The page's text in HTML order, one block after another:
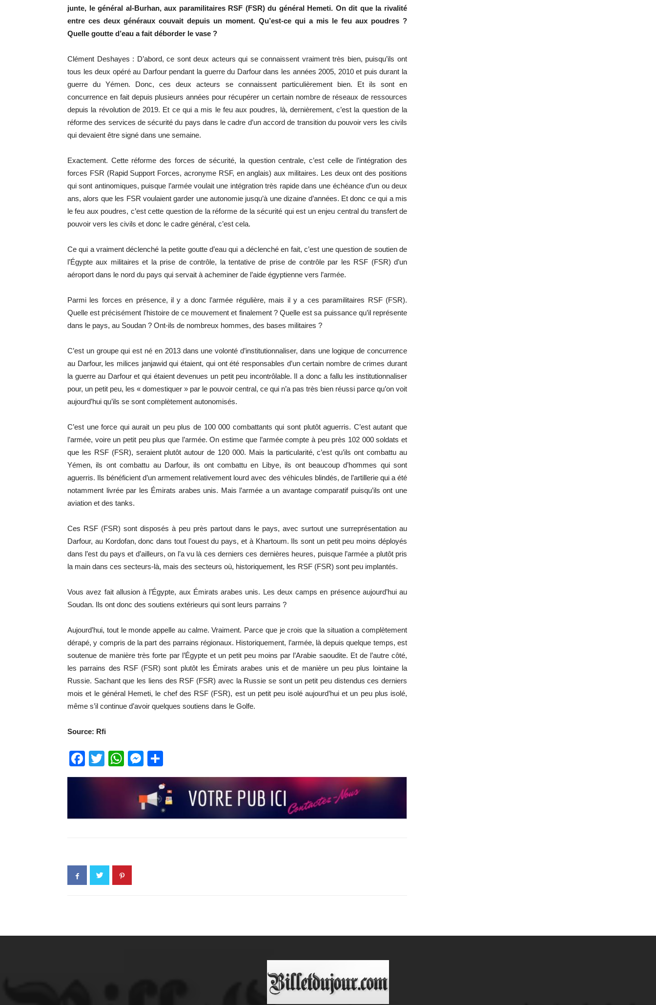
junte, le général al-Burhan, aux paramilitaires RSF (FSR) du général Hemeti. On dit que la rivalité
entre ces deux généraux couvait depuis un moment. Qu’est-ce qui a mis le feu aux poudres ?
Quelle goutte d’eau a fait déborder le vase ?
Clément Deshayes : D’abord, ce sont deux acteurs qui se connaissent vraiment très bien, puisqu’ils ont
tous les deux opéré au Darfour pendant la guerre du Darfour dans les années 2005, 2010 et puis durant la
guerre du Yémen. Donc, ces deux acteurs se connaissent particulièrement bien. Et ils sont en
concurrence en fait depuis plusieurs années pour récupérer un certain nombre de réseaux de ressources
depuis la révolution de 2019. Et ce qui a mis le feu aux poudres, là, dernièrement, c’est la question de la
réforme des services de sécurité du pays dans le cadre d’un accord de transition du pouvoir vers les civils
qui devaient être signé dans une semaine.
Exactement. Cette réforme des forces de sécurité, la question centrale, c’est celle de l’intégration des
forces FSR (Rapid Support Forces, acronyme RSF, en anglais) aux militaires. Les deux ont des positions
qui sont antinomiques, puisque l’armée voulait une intégration très rapide dans une échéance d’un ou deux
ans, alors que les FSR voulaient garder une autonomie jusqu’à une dizaine d’années. Et donc ce qui a mis
le feu aux poudres, c’est cette question de la réforme de la sécurité qui est un enjeu central du transfert de
pouvoir vers les civils et donc le cadre général, c’est cela.
Ce qui a vraiment déclenché la petite goutte d’eau qui a déclenché en fait, c’est une question de soutien de
l’Égypte aux militaires et la prise de contrôle, la tentative de prise de contrôle par les RSF (FSR) d’un
aéroport dans le nord du pays qui servait à acheminer de l’aide égyptienne vers l’armée.
Parmi les forces en présence, il y a donc l’armée régulière, mais il y a ces paramilitaires RSF (FSR).
Quelle est précisément l’histoire de ce mouvement et finalement ? Quelle est sa puissance qu’il représente
dans le pays, au Soudan ? Ont-ils de nombreux hommes, des bases militaires ?
C’est un groupe qui est né en 2013 dans une volonté d’institutionnaliser, dans une logique de concurrence
au Darfour, les milices janjawid qui étaient, qui ont été responsables d’un certain nombre de crimes durant
la guerre au Darfour et qui étaient devenues un petit peu incontrôlable. Il a donc a fallu les institutionnaliser
pour, un petit peu, les « domestiquer » par le pouvoir central, ce qui n’a pas très bien réussi parce qu’on voit
aujourd’hui qu’ils se sont complètement autonomisés.
C’est une force qui aurait un peu plus de 100 000 combattants qui sont plutôt aguerris. C’est autant que
l’armée, voire un petit peu plus que l’armée. On estime que l’armée compte à peu près 102 000 soldats et
que les RSF (FSR), seraient plutôt autour de 120 000. Mais la particularité, c’est qu’ils ont combattu au
Yémen, ils ont combattu au Darfour, ils ont combattu en Libye, ils ont beaucoup d’hommes qui sont
aguerris. Ils bénéficient d’un armement relativement lourd avec des véhicules blindés, de l’artillerie qui a été
notamment livrée par les Émirats arabes unis. Mais l’armée a un avantage comparatif puisqu’ils ont une
aviation et des tanks.
Ces RSF (FSR) sont disposés à peu près partout dans le pays, avec surtout une surreprésentation au
Darfour, au Kordofan, donc dans tout l’ouest du pays, et à Khartoum. Ils sont un petit peu moins déployés
dans l’est du pays et d’ailleurs, on l’a vu là ces derniers ces dernières heures, puisque l’armée a plutôt pris
la main dans ces secteurs-là, mais des secteurs où, historiquement, les RSF (FSR) sont peu implantés.
Vous avez fait allusion à l’Égypte, aux Émirats arabes unis. Les deux camps en présence aujourd’hui au
Soudan. Ils ont donc des soutiens extérieurs qui sont leurs parrains ?
Aujourd’hui, tout le monde appelle au calme. Vraiment. Parce que je crois que la situation a complètement
dérapé, y compris de la part des parrains régionaux. Historiquement, l’armée, là depuis quelque temps, est
soutenue de manière très forte par l’Égypte et un petit peu moins par l’Arabie saoudite. Et de l’autre côté,
les parrains des RSF (FSR) sont plutôt les Émirats arabes unis et de manière un peu plus lointaine la
Russie. Sachant que les liens des RSF (FSR) avec la Russie se sont un petit peu distendus ces derniers
mois et le général Hemeti, le chef des RSF (FSR), est un petit peu isolé aujourd’hui et un peu plus isolé,
même s’il continue d’avoir quelques soutiens dans le Golfe.
Source: Rfi
Facebook
TwitterWhatsApp
Messenger